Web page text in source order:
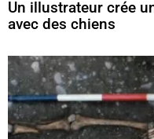
Un illustrateur crée
avec des chiens